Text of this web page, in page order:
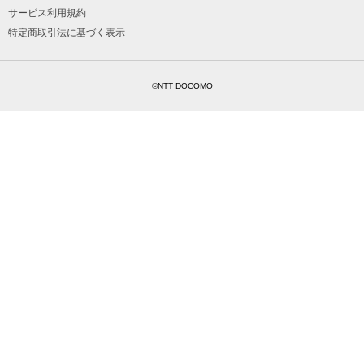
サービス利用規約
特定商取引法に基づく表示
©NTT DOCOMO